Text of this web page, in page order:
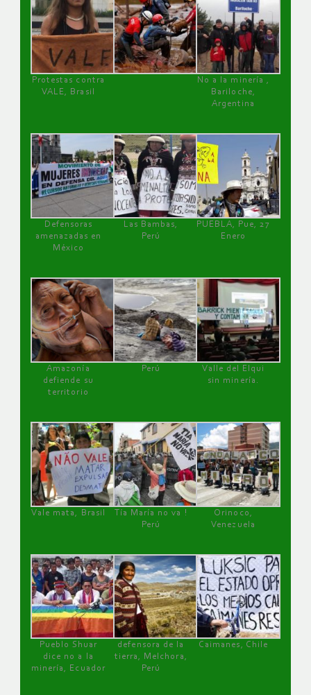
Protestas contra
VALE, Brasil
No a la minería ,
Bariloche,
Argentina
Defensoras
amenazadas en
México
Las Bambas,
Perú
PUEBLA, Pue, 27
Enero
Amazonía
defiende su
territorio
Perú
Valle del Elqui
sin minería.
Vale mata, Brasil
Tía María no va !
Perú
Orinoco,
Venezuela
Pueblo Shuar
dice no a la
minería, Ecuador
defensora de la
tierra, Melchora,
Perú
Caimanes, Chile